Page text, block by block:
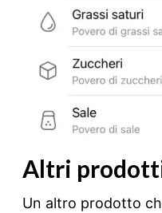
Altri
Un altro prodotto